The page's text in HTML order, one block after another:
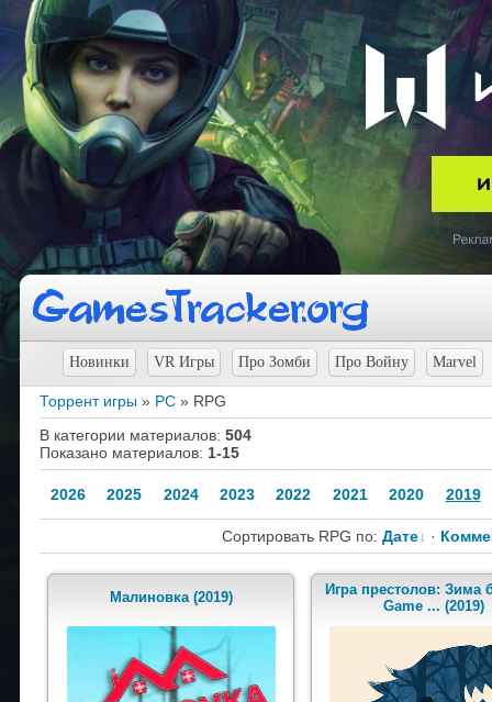
Новинки VR Игры Про Зомби Про Войну Marvel
Торрент игры » PC » RPG
В категории материалов: 504
Показано материалов: 1-15
2026 2025 2024 2023 2022 2021 2020 2019
Сортировать RPG по: Дате ·
Малиновка (2019)
Игра престолов: Зима
Game ... (2019)